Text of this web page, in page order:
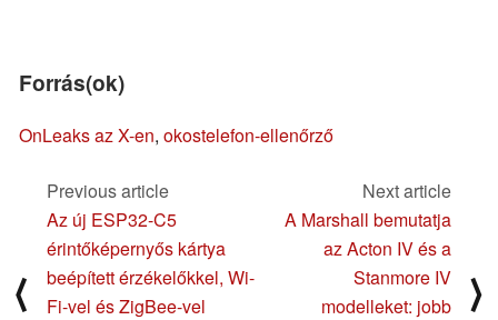
Forrás(ok)
OnLeaks az X-en, okostelefon-ellenőrző
⟨
Previous article
Az új ESP32-C5
érintőképernyős kártya
beépített érzékelőkkel, Wi-
Fi-vel és ZigBee-vel
Next article
A Marshall bemutatja
az Acton IV és a
Stanmore IV
modelleket: jobb
⟩